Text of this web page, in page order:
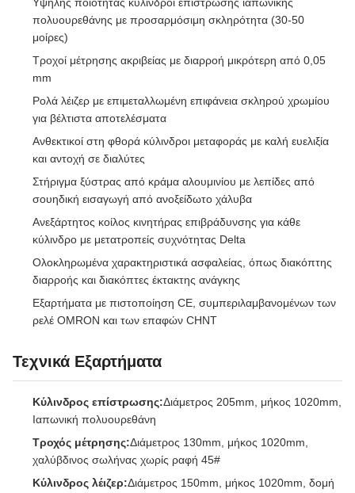
πολυουρεθάνης με προσαρμόσιμη σκληρότητα (30-50
μοίρες)
Τροχοί μέτρησης ακριβείας με διαρροή μικρότερη από 0,05
mm
Ρολά λέιζερ με επιμεταλλωμένη επιφάνεια σκληρού χρωμίου
για βέλτιστα αποτελέσματα
Ανθεκτικοί στη φθορά κύλινδροι μεταφοράς με καλή ευελιξία
και αντοχή σε διαλύτες
Στήριγμα ξύστρας από κράμα αλουμινίου με λεπίδες από
σουηδική εισαγωγή από ανοξείδωτο χάλυβα
Ανεξάρτητος κοίλος κινητήρας επιβράδυνσης για κάθε
κύλινδρο με μετατροπείς συχνότητας Delta
Ολοκληρωμένα χαρακτηριστικά ασφαλείας, όπως διακόπτης
διαρροής και διακόπτες έκτακτης ανάγκης
Εξαρτήματα με πιστοποίηση CE, συμπεριλαμβανομένων των
ρελέ OMRON και των επαφών CHNT
Τεχνικά Εξαρτήματα
Κύλινδρος επίστρωσης:Διάμετρος 205mm, μήκος 1020mm,
Ιαπωνική πολυουρεθάνη
Τροχός μέτρησης:Διάμετρος 130mm, μήκος 1020mm,
χαλύβδινος σωλήνας χωρίς ραφή 45#
Κύλινδρος λέιζερ:Διάμετρος 150mm, μήκος 1020mm, δομή